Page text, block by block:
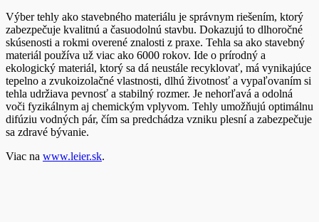
Výber tehly ako stavebného materiálu je správnym riešením, ktorý
zabezpečuje kvalitnú a časuodolnú stavbu. Dokazujú to dlhoročné
skúsenosti a rokmi overené znalosti z praxe. Tehla sa ako stavebný
materiál používa už viac ako 6000 rokov. Ide o prírodný a
ekologický materiál, ktorý sa dá neustále recyklovať, má vynikajúce
tepelno a zvukoizolačné vlastnosti, dlhú životnosť a vypaľovaním si
tehla udržiava pevnosť a stabilný rozmer. Je nehorľavá a odolná
voči fyzikálnym aj chemickým vplyvom. Tehly umožňujú optimálnu
difúziu vodných pár, čím sa predchádza vzniku plesní a zabezpečuje
sa zdravé bývanie.
Viac na www.leier.sk.